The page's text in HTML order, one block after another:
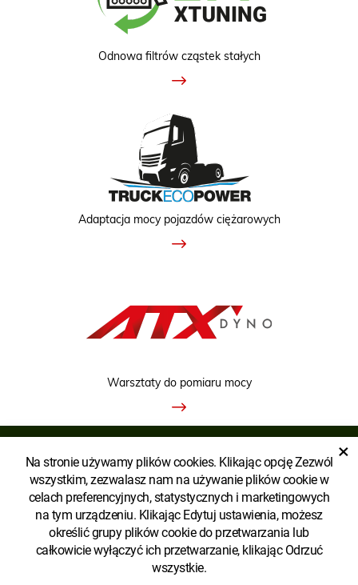
Na stronie używamy plików cookies. Klikając opcję Zezwól
wszystkim, zezwalasz nam na używanie plików cookie w
celach preferencyjnych, statystycznych i marketingowych
na tym urządzeniu. Klikając Edytuj ustawienia, możesz
określić grupy plików cookie do przetwarzania lub
całkowicie wyłączyć ich przetwarzanie, klikając Odrzuć
wszystkie.
×
Odnowa filtrów cząstek stałych
Adaptacja mocy pojazdów ciężarowych
Warsztaty do pomiaru mocy
WYŚWIETLIĆ WERSJĘ KLASYCZNĄ
Copyright © AGROECOPOWER POLSKA SP. Z O.O.